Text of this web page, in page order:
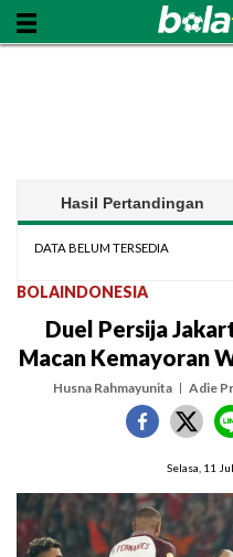
Hasil Pertandingan
DATA BELUM TERSEDIA
BOLAINDONESIA
Duel Persija
Macan Kemayoran
Husna Rahmayunita Adie
Selasa, 11